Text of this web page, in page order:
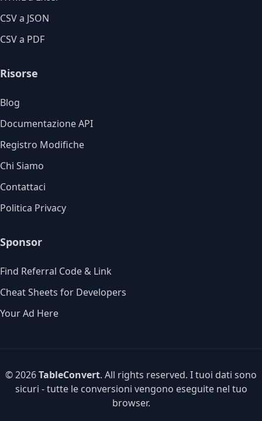
CSV a JSON
CSV a PDF
Risorse
Blog
Documentazione API
Registro Modifiche
Chi Siamo
Contattaci
Politica Privacy
Sponsor
Find Referral Code & Link
Cheat Sheets for Developers
Your Ad Here
© 2026TableConvert. All rights reserved. I tuoi dati sono
sicuri - tutte le conversioni vengono eseguite nel tuo
browser.